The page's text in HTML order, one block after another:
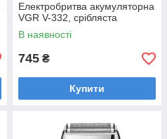
Електробритва акумуляторна
VGR V-332, срібляста
В наявності
745 ₴
Купити